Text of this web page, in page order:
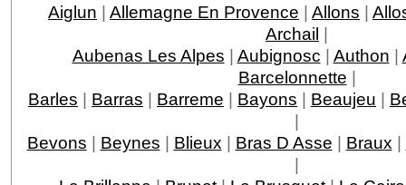
Aiglun | Allemagne En Provence | Allons |
Archail |
Aubenas Les Alpes | Aubignosc | Authon |
Barcelonnette |
Barles | Barras | Barreme | Bayons | Beaujeu |
|
Bevons | Beynes | Blieux | Bras D Asse | Braux |
|